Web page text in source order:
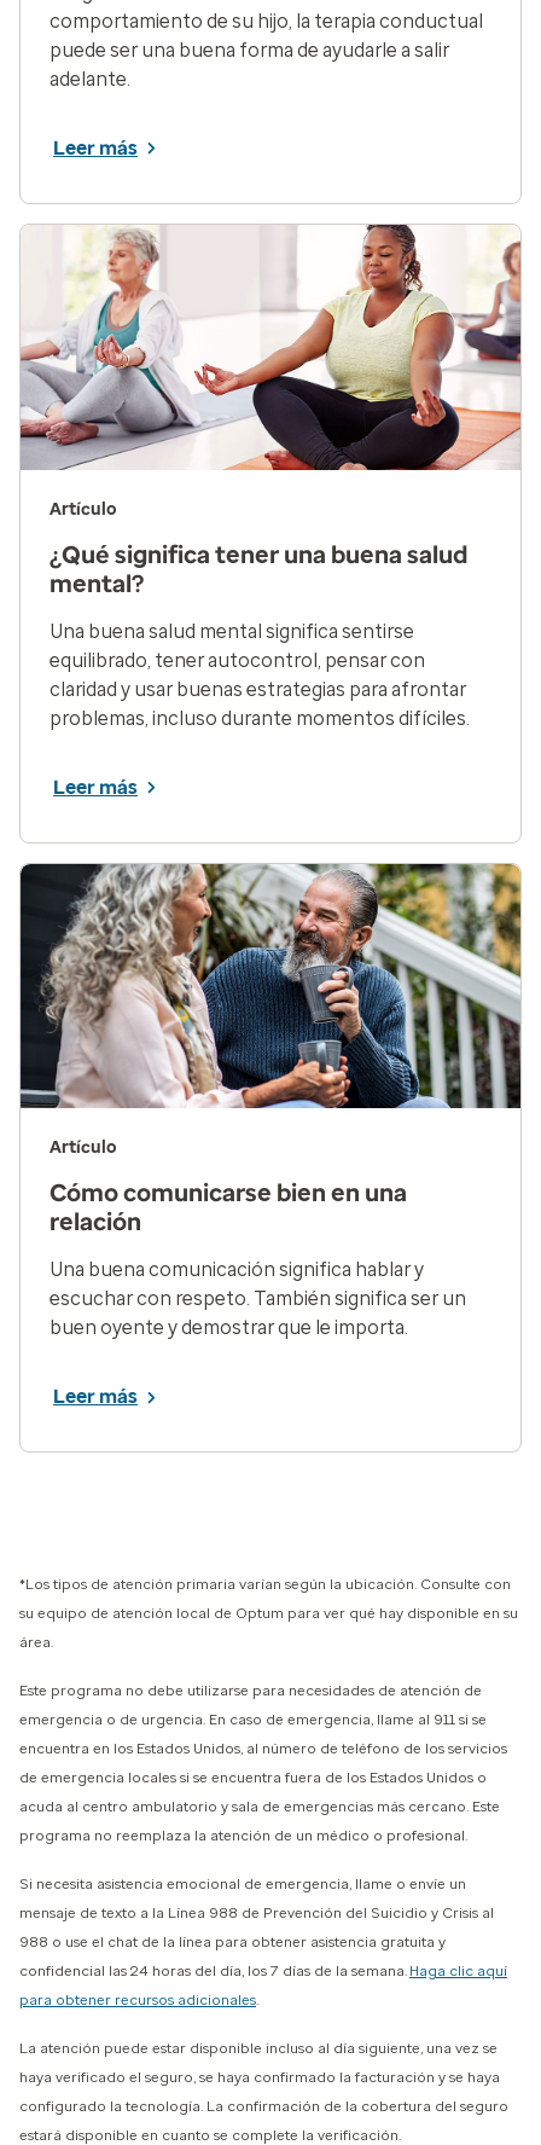
comportamiento de su hijo, la terapia conductual
puede ser una buena forma de ayudarle a salir
adelante.
Leer más
Artículo
¿Qué significa tener una buena salud
mental?
Una buena salud mental significa sentirse
equilibrado, tener autocontrol, pensar con
claridad y usar buenas estrategias para afrontar
problemas, incluso durante momentos difíciles.
Leer más
Artículo
Cómo comunicarse bien en una
relación
Una buena comunicación significa hablar y
escuchar con respeto. También significa ser un
buen oyente y demostrar que le importa.
Leer más
*Los tipos de atención primaria varían según la ubicación. Consulte con
su equipo de atención local de Optum para ver qué hay disponible en su
área.
Este programa no debe utilizarse para necesidades de atención de
emergencia o de urgencia. En caso de emergencia, llame al 911 si se
encuentra en los Estados Unidos, al número de teléfono de los servicios
de emergencia locales si se encuentra fuera de los Estados Unidos o
acuda al centro ambulatorio y sala de emergencias más cercano. Este
programa no reemplaza la atención de un médico o profesional.
Si necesita asistencia emocional de emergencia, llame o envíe un
mensaje de texto a la Línea 988 de Prevención del Suicidio y Crisis al
988 o use el chat de la línea para obtener asistencia gratuita y
confidencial las 24 horas del día, los 7 días de la semana. Haga clic aquí
para obtener recursos adicionales.
La atención puede estar disponible incluso al día siguiente, una vez se
haya verificado el seguro, se haya confirmado la facturación y se haya
configurado la tecnología. La confirmación de la cobertura del seguro
estará disponible en cuanto se complete la verificación.